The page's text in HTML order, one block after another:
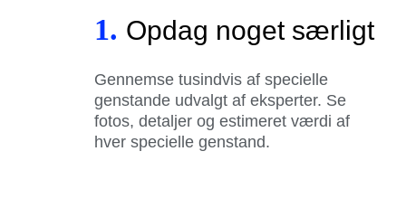
1. Opdag noget særligt
Gennemse tusindvis af specielle
genstande udvalgt af eksperter. Se
fotos, detaljer og estimeret værdi af
hver specielle genstand.